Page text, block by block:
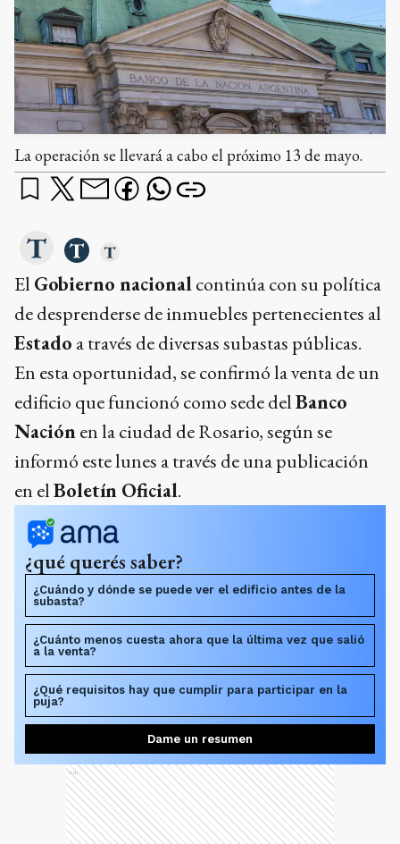
La operación se llevará a cabo el próximo 13 de mayo.
El Gobierno nacionalcontinúa con su política
de desprenderse de inmuebles pertenecientes al
Estado a través de diversas subastas públicas.
En esta oportunidad, se confirmó la venta de un
edificio que funcionó como sede delBanco
Naciónen la ciudad de Rosario, según se
informó este lunes a través de una publicación
en elBoletín Oficial.
¿qué querés saber?
¿Cuándo y dónde se puede ver el edificio antes de la
subasta?
¿Cuánto menos cuesta ahora que la última vez que salió
a la venta?
¿Qué requisitos hay que cumplir para participar en la
puja?
Dame un resumen
Ads